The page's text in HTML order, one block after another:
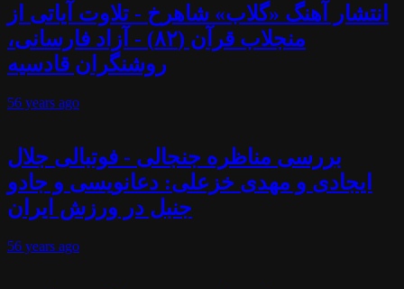
انتشار آهنگ «گلاب» شاهرخ - تلاوت آیاتی از
منجلاب قرآن (۸۲) - آزاد فارسانی،
روشنگران قادسیه
56 years ago
بررسی مناظره جنجالی - فوتبالی جلال
ایجادی و مهدی خزعلی: دعانویسی و جادو
جنبل در ورزش ایران
56 years ago